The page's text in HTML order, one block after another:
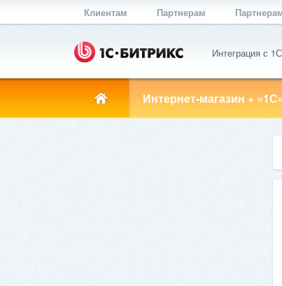
Клиентам Партнерам
Интеграция с 1С
Интернет-магазин +